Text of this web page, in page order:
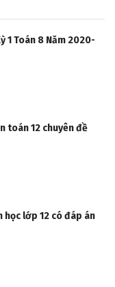
1 Toán 8 Năm 2020-
toán 12 chuyên đề
học lớp 12 có đáp án